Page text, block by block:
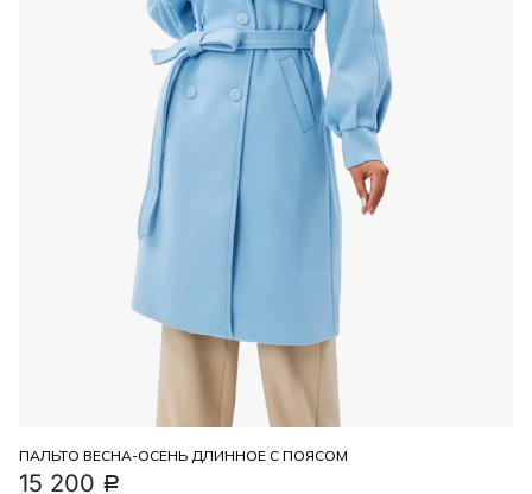
ПАЛЬТО ВЕСНА-ОСЕНЬ ДЛИННОЕ С ПОЯСОМ
15 200 Р